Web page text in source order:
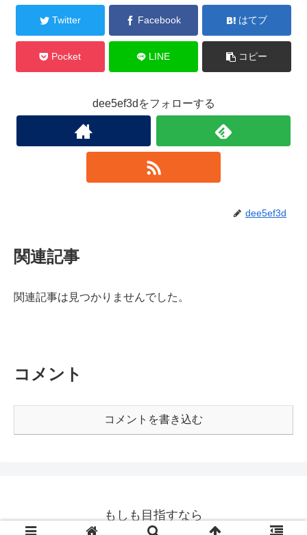
Twitter Facebook はてブ
Pocket LINE コピー
dee5ef3dをフォローする
dee5ef3d
関連記事
関連記事は見つかりませんでした。
コメント
コメントを書き込む
もしも目指すなら